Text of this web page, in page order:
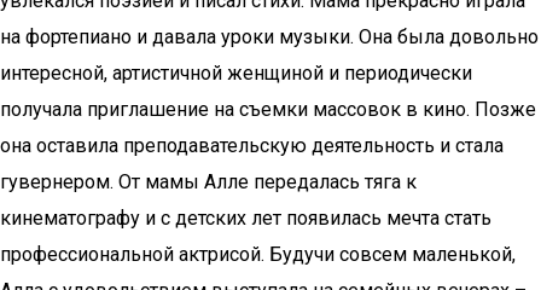
на фортепиано и давала уроки музыки. Она была довольно
интересной, артистичной женщиной и периодически
получала приглашение на съемки массовок в кино. Позже
она оставила преподавательскую деятельность и стала
гувернером. От мамы Алле передалась тяга к
кинематографу и с детских лет появилась мечта стать
профессиональной актрисой. Будучи совсем маленькой,